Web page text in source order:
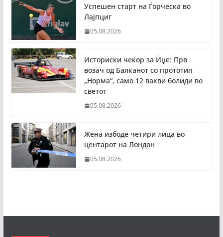
Успешен старт на Ѓорческа во
Лајпциг
05.08.2026
Историски чекор за Иџе: Прв
возач од Балканот со прототип
„Норма“, само 12 вакви болиди во
светот
05.08.2026
Жена избоде четири лица во
центарот на Лондон
05.08.2026